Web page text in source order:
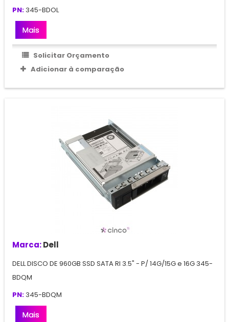
PN: 345-BDOL
Mais
Solicitar Orçamento
Adicionar à comparação
Marca:Dell
DELL DISCO DE 960GB SSD SATA RI 3.5" - P/ 14G/15G e 16G 345-
BDQM
PN: 345-BDQM
Mais